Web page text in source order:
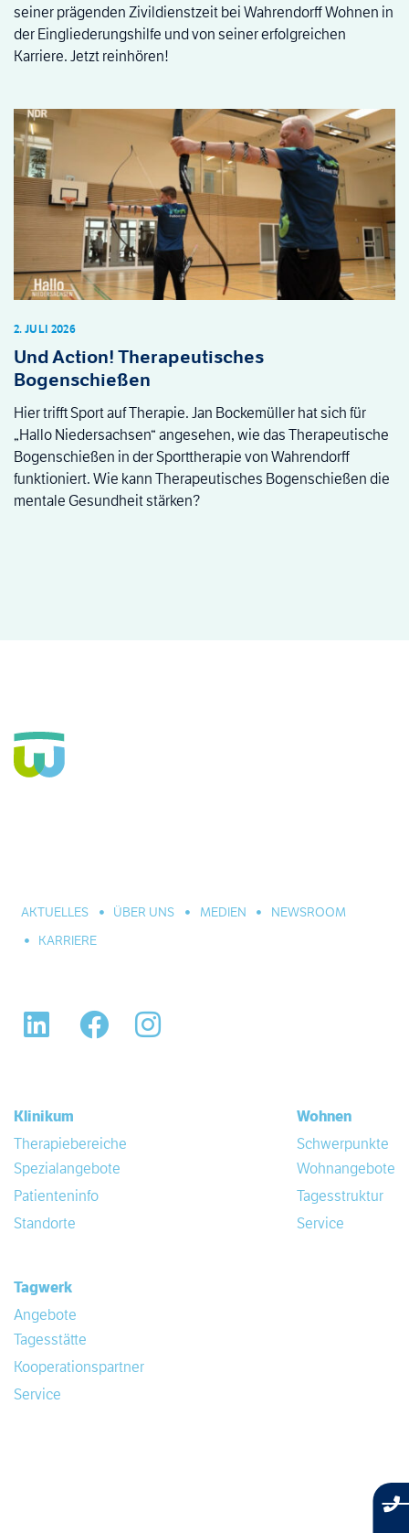
seiner prägenden Zivildienstzeit bei Wahrendorff Wohnen in
der Eingliederungshilfe und von seiner erfolgreichen
Karriere. Jetzt reinhören!
Und Action! Therapeutisches
Bogenschießen
2. JULI 2026
Hier trifft Sport auf Therapie. Jan Bockemüller hat sich für
„Hallo Niedersachsen“ angesehen, wie das Therapeutische
Bogenschießen in der Sporttherapie von Wahrendorff
funktioniert. Wie kann Therapeutisches Bogenschießen die
mentale Gesundheit stärken?
AKTUELLES ÜBER UNS MEDIEN
NEWSROOM
KARRIERE
LinkedIn Facebook
Klinikum
Therapiebereiche
Spezialangebote
Patienteninfo
Standorte
Wohnen
Schwerpunkte
Wohnangebote
Tagesstruktur
Service
Tagwerk
Angebote
Tagesstätte
Kooperationspartner
Service